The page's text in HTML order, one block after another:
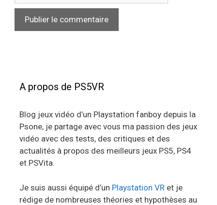
A propos de PS5VR
Blog jeux vidéo d’un Playstation fanboy depuis la
Psone, je partage avec vous ma passion des jeux
vidéo avec des tests, des critiques et des
actualités à propos des meilleurs jeux PS5, PS4
et PSVita.
Je suis aussi équipé d’un Playstation VR et je
rédige de nombreuses théories et hypothèses au